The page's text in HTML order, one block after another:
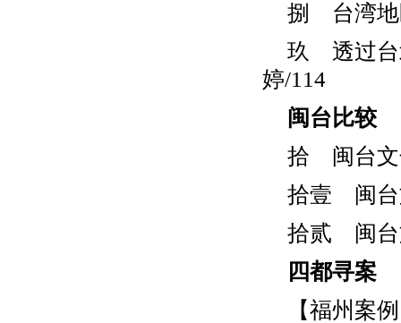
捌 台湾地
玖 透过台
婷/114
闽台比较
拾 闽台文
拾壹 闽台
拾贰 闽台
四都寻案
【福州案